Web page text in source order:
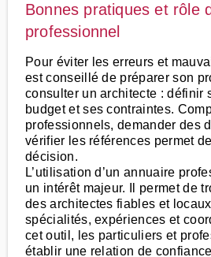
Bonnes pratiques et rôle
professionnel
Pour éviter les erreurs et
est conseillé de préparer son
consulter un architecte : définir
budget et ses contraintes.
professionnels, demander des
vérifier les références permet
décision.
L’utilisation d’un annuaire
un intérêt majeur. Il permet de
des architectes fiables et
spécialités, expériences et
cet outil, les particuliers et
établir une relation de